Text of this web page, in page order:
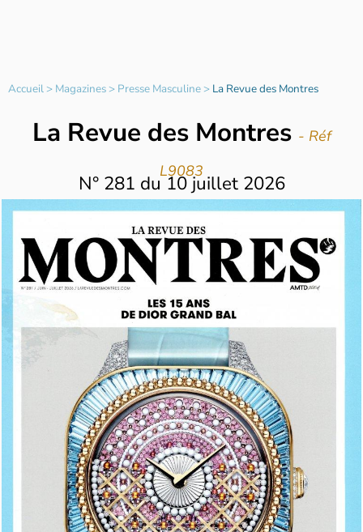
Accueil> Magazines> Presse Masculine> La Revue des Montres
La Revue des Montres - Réf
L9083
N° 281 du10 juillet 2026